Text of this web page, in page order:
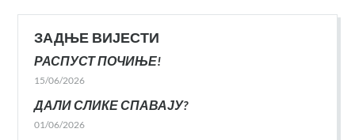
ЗАДЊЕ ВИЈЕСТИ
РАСПУСТ ПОЧИЊЕ!
15/06/2026
ДАЛИ СЛИКЕ СПАВАЈУ?
01/06/2026